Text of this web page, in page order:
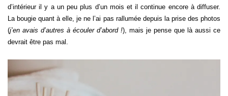
d’intérieur il y a un peu plus d’un mois et il continue encore à diffuser.
La bougie quant à elle, je ne l’ai pas rallumée depuis la prise des photos
(j’en avais d’autres à écouler d’abord !), mais je pense que là aussi ce
devrait être pas mal.